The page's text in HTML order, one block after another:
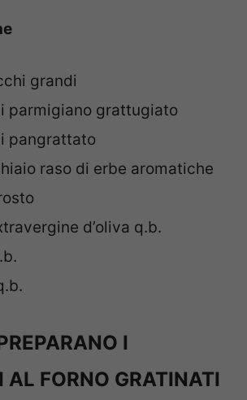
grandi
parmigiano grattugiato
pangrattato
raso di erbe aromatiche
d’oliva q.b.
I
AL FORNO GRATINATI